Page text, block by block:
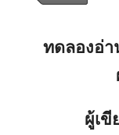
ทดลองอ่า
ผู้เขี